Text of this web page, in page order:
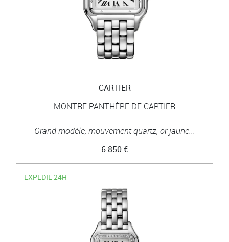
CARTIER
MONTRE PANTHÈRE DE CARTIER
Grand modèle, mouvement quartz, or jaune...
6 850 €
EXPÉDIÉ 24H